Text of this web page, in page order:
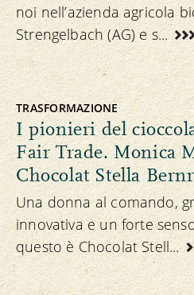
noi nell’azienda agricola
Strengelbach (AG) e s...
TRASFORMAZIONE
I pionieri del
Fair Trade. Monica
Chocolat Stella
Una donna al comando,
innovativa e un forte
questo è Chocolat Stell...